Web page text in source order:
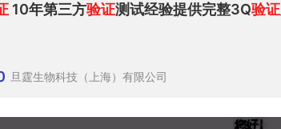
10年第三方验证测试经验提供完整3Q验证
旦霆生物科技（上海）有限公司